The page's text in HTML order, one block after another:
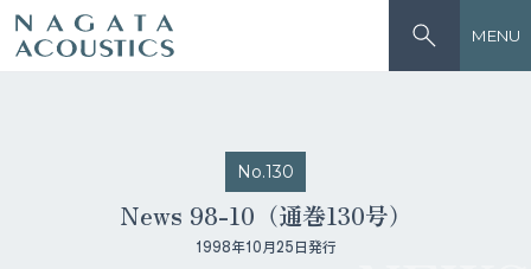
MENU
No.130
News 98-10（通巻130号）
1998年10月25日発行